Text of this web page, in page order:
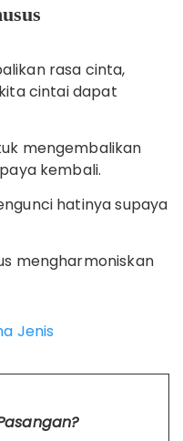
rasa cinta,
cintai dapat
mengembalikan
kembali.
hatinya supaya
mengharmoniskan
Jenis